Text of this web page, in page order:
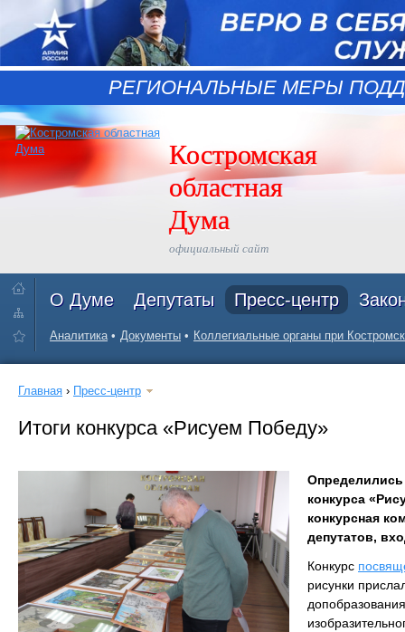
РЕГИОНАЛЬНЫЕ МЕРЫ
Костромская
областная
Дума
официальный сайт
О Думе Депутаты Пресс-центр
Аналитика Документы Коллегиальные органы при
Главная › Пресс-центр
Итоги конкурса «Рисуем Победу»
Определились
конкурса
конкурсная
депутатов,
Конкурс
рисунки